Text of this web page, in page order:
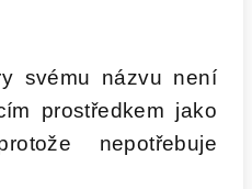
svému názvu není
prostředkem jako
nepotřebuje